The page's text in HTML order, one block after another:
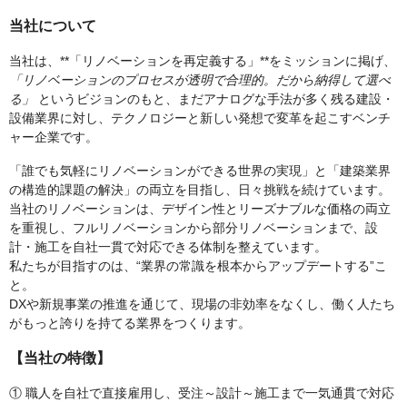
当社について
当社は、**「リノベーションを再定義する」**をミッションに掲げ、
「リノベーションのプロセスが透明で合理的。だから納得して選べ
る」
というビジョンのもと、まだアナログな手法が多く残る建設・
設備業界に対し、テクノロジーと新しい発想で変革を起こすベンチ
ャー企業です。
「誰でも気軽にリノベーションができる世界の実現」と「建築業界
の構造的課題の解決」の両立を目指し、日々挑戦を続けています。
当社のリノベーションは、デザイン性とリーズナブルな価格の両立
を重視し、フルリノベーションから部分リノベーションまで、設
計・施工を自社一貫で対応できる体制を整えています。
私たちが目指すのは、“業界の常識を根本からアップデートする”こ
と。
DXや新規事業の推進を通じて、現場の非効率をなくし、働く人たち
がもっと誇りを持てる業界をつくります。
【当社の特徴】
① 職人を自社で直接雇用し、受注～設計～施工まで一気通貫で対応